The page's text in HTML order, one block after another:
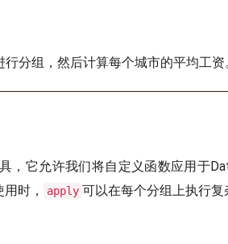
分组，然后计算每个城市的平均工资
，它允许我们将自定义函数应用于
时， apply 可以在每个分组上执行复